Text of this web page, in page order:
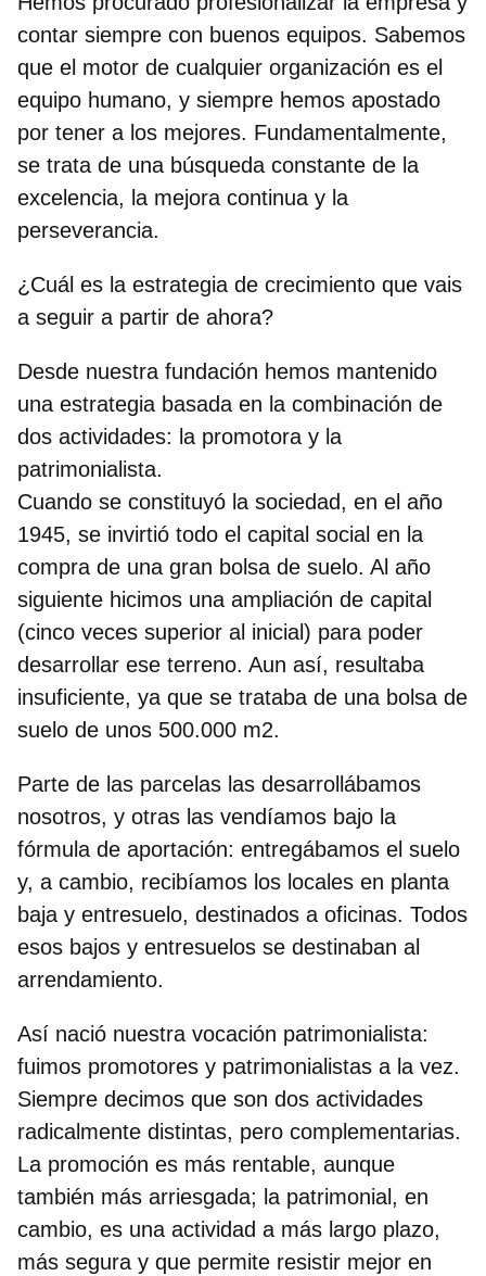
contar siempre con buenos equipos. Sabemos
que el motor de cualquier organización es el
equipo humano, y siempre hemos apostado
por tener a los mejores. Fundamentalmente,
se trata de una búsqueda constante de la
excelencia, la mejora continua y la
perseverancia.
¿Cuál es la estrategia de crecimiento que vais
a seguir a partir de ahora?
Desde nuestra fundación hemos mantenido
una estrategia basada en la combinación de
dos actividades: la promotora y la
patrimonialista.
Cuando se constituyó la sociedad, en el año
1945, se invirtió todo el capital social en la
compra de una gran bolsa de suelo. Al año
siguiente hicimos una ampliación de capital
(cinco veces superior al inicial) para poder
desarrollar ese terreno. Aun así, resultaba
insuficiente, ya que se trataba de una bolsa de
suelo de unos 500.000 m2.
Parte de las parcelas las desarrollábamos
nosotros, y otras las vendíamos bajo la
fórmula de aportación: entregábamos el suelo
y, a cambio, recibíamos los locales en planta
baja y entresuelo, destinados a oficinas. Todos
esos bajos y entresuelos se destinaban al
arrendamiento.
Así nació nuestra vocación patrimonialista:
fuimos promotores y patrimonialistas a la vez.
Siempre decimos que son dos actividades
radicalmente distintas, pero complementarias.
La promoción es más rentable, aunque
también más arriesgada; la patrimonial, en
cambio, es una actividad a más largo plazo,
más segura y que permite resistir mejor en